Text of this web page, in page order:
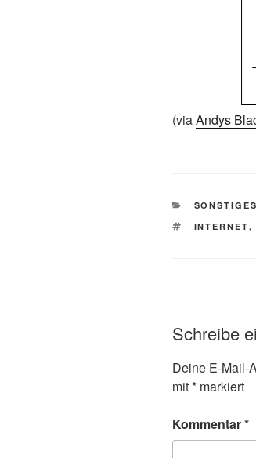
(viaAndys
SONSTIGES
INTERNET,
Schreibe
Deine E-Mail-
mit* markiert
Kommentar*